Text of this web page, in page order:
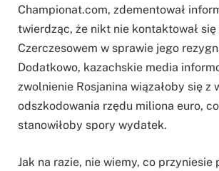
Championat.com, zdementował
twierdząc, że nikt nie kontaktował się
Czerczesowem w sprawie jego
Dodatkowo, kazachskie media
zwolnienie Rosjanina wiązałoby się z
odszkodowania rzędu miliona euro,
stanowiłoby spory wydatek.
Jak na razie, nie wiemy, co przyniesie